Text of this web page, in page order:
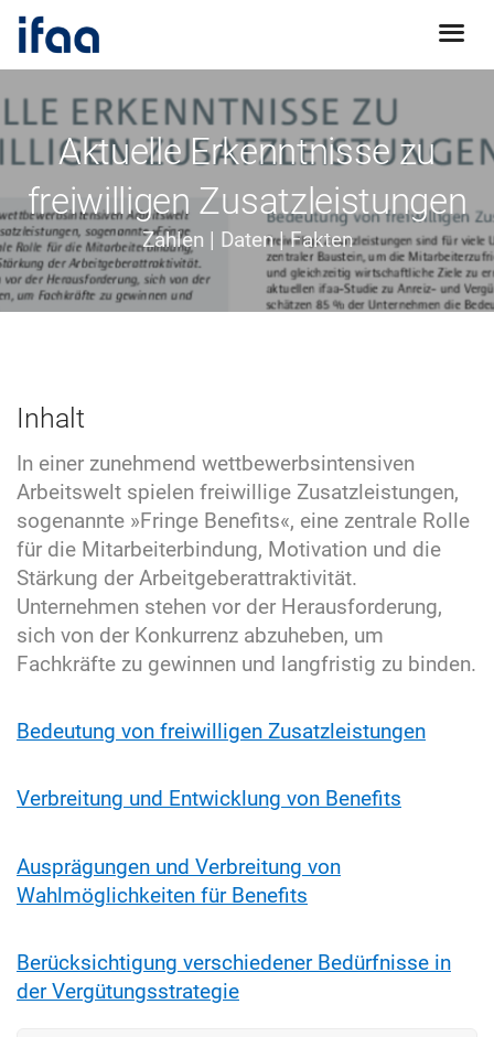
Aktuelle Erkenntnisse zu
freiwilligen Zusatzleistungen
Zahlen | Daten | Fakten
Inhalt
In einer zunehmend wettbewerbsintensiven
Arbeitswelt spielen freiwillige Zusatzleistungen,
sogenannte »Fringe Benefits«, eine zentrale Rolle
für die Mitarbeiterbindung, Motivation und die
Stärkung der Arbeitgeberattraktivität.
Unternehmen stehen vor der Herausforderung,
sich von der Konkurrenz abzuheben, um
Fachkräfte zu gewinnen und langfristig zu binden.
Bedeutung von freiwilligen Zusatzleistungen
Verbreitung und Entwicklung von Benefits
Ausprägungen und Verbreitung von
Wahlmöglichkeiten für Benefits
Berücksichtigung verschiedener Bedürfnisse in
der Vergütungsstrategie